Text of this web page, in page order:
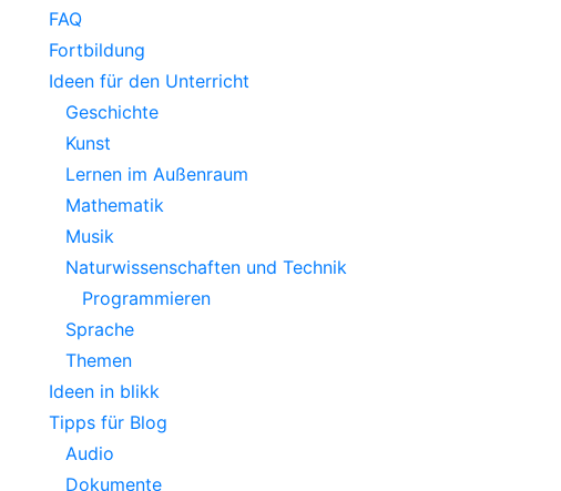
FAQ
Fortbildung
Ideen für den Unterricht
Geschichte
Kunst
Lernen im Außenraum
Mathematik
Musik
Naturwissenschaften und Technik
Programmieren
Sprache
Themen
Ideen in blikk
Tipps für Blog
Audio
Dokumente